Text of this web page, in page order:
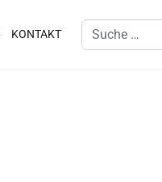
KONTAKT
Suchen